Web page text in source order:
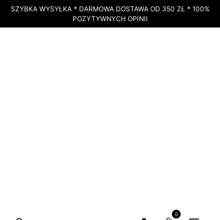
SZYBKA WYSYŁKA * DARMOWA DOSTAWA OD 350 ZŁ * 100%
POZYTYWNYCH OPINII
0